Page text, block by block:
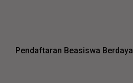
Pendaftaran Beasiswa Berdaya